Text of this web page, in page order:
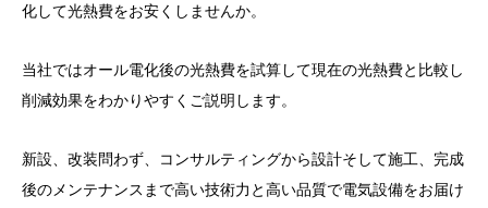
化して光熱費をお安くしませんか。
当社ではオール電化後の光熱費を試算して現在の光熱費と比較し
削減効果をわかりやすくご説明します。
新設、改装問わず、コンサルティングから設計そして施工、完成
後のメンテナンスまで高い技術力と高い品質で電気設備をお届け